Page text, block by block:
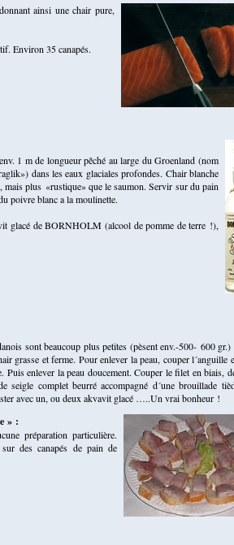
ainsi une chair pure,
Environ 35 canapés.
1 m de longueur pêché au large du Groenland (nom
dans les eaux glaciales profondes. Chair blanche
mais plus «rustique» que le saumon. Servir sur du pain
poivre blanc a la moulinette.
glacé de BORNHOLM (alcool de pomme de terre !),
sont beaucoup plus petites (pèsent env.-500- 600 gr.)
grasse et ferme. Pour enlever la peau, couper l´anguille
Puis enlever la peau doucement. Couper le filet en biais,
seigle complet beurré accompagné d´une brouillade
avec un, ou deux akvavit glacé …..Un vrai bonheur !
» :
préparation particulière.
des canapés de pain de